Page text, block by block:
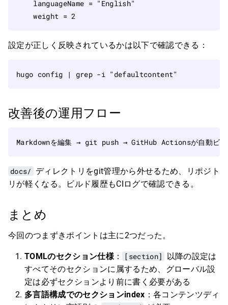
languageName = "English"
weight = 2
設定が正しく反映されているかは以下で確認できる：
hugo config | grep -i "defaultcontent"
改善後の運用フロー
docs/ ディレクトリをgit管理から外せるため、リポジト
リが軽くなる。ビルド履歴もCIログで確認できる。
まとめ
今回のつまずきポイントは主に2つだった。
TOMLのセクション仕様： [section]
以降の設定は
すべてそのセクションに属するため、グローバル設
定は必ずセクションより前に書く必要がある
多言語構成でのセクションindex ：各コンテンツディ